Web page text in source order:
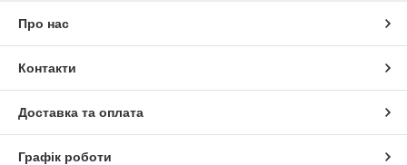
Про нас
Контакти
Доставка та оплата
Графік роботи